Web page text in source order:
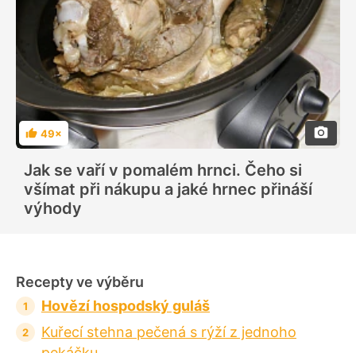
H
o
n
o
c
n
49×
Jak se vaří v pomalém hrnci. Čeho si
všímat při nákupu a jaké hrnec přináší
výhody
Recepty ve výběru
Hovězí hospodský guláš
Kuřecí stehna pečená s rýží z jednoho